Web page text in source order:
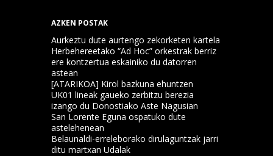
AZKEN POSTAK
Aurkeztu dute aurtengo zekorketen kartela
Herbehereetako “Ad Hoc” orkestrak berriz
ere kontzertua eskainiko du datorren
astean
[ATARIKOA] Kirol bazkuna ehuntzen
UK01 lineak gaueko zerbitzu berezia
izango du Donostiako Aste Nagusian
San Lorente Eguna ospatuko dute
astelehenean
Belaunaldi-erreleborako dirulaguntzak jarri
ditu martxan Udalak